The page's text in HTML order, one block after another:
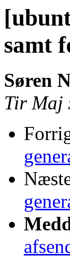
samt
Søren
Tir Maj